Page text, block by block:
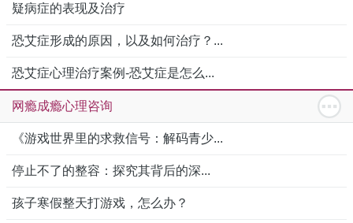
疑病症的表现及治疗
恐艾症形成的原因，以及如何治疗？...
恐艾症心理治疗案例-恐艾症是怎么...
网瘾成瘾心理咨询
《游戏世界里的求救信号：解码青少...
停止不了的整容：探究其背后的深...
孩子寒假整天打游戏，怎么办？